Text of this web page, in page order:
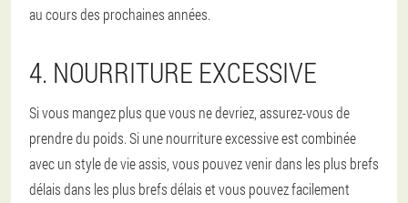
au cours des prochaines années.
4. NOURRITURE EXCESSIVE
Si vous mangez plus que vous ne devriez, assurez-vous de
prendre du poids. Si une nourriture excessive est combinée
avec un style de vie assis, vous pouvez venir dans les plus brefs
délais dans les plus brefs délais et vous pouvez facilement